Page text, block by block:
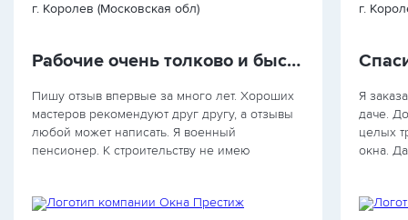
г. Королев (Московская обл)
Рабочие очень толково и быстро все сделали
Пишу отзыв впервые за много лет. Хороших
мастеров рекомендуют друг другу, а отзывы
любой может написать. Я военный
пенсионер. К строительству не имею
понимаю и…
г.
Я
даче.
целых
окна.